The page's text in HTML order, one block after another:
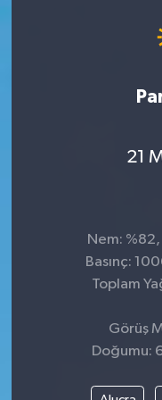
21
Nem: %82,
Basınç:
Toplam
Görüş
Doğumu:
Magazin
Günün
Yazarlarımız